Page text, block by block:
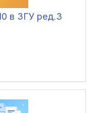
в ЗГУ ред.3